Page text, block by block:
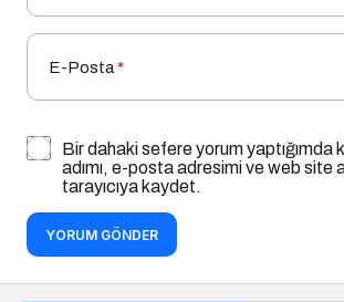
E-Posta*
Bir dahaki sefere yorum yaptığımda
adımı, e-posta adresimi ve web site
tarayıcıya kaydet.
YORUM GÖNDER